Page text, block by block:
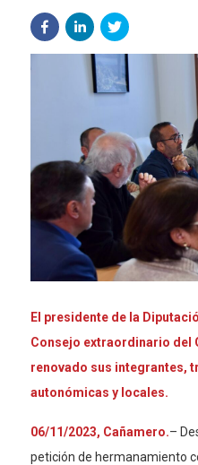
El presidente de la
Consejo extraordinario del
renovado sus integrantes,
autonómicas y locales.
06/11/2023, Cañamero.–
petición de hermanamiento